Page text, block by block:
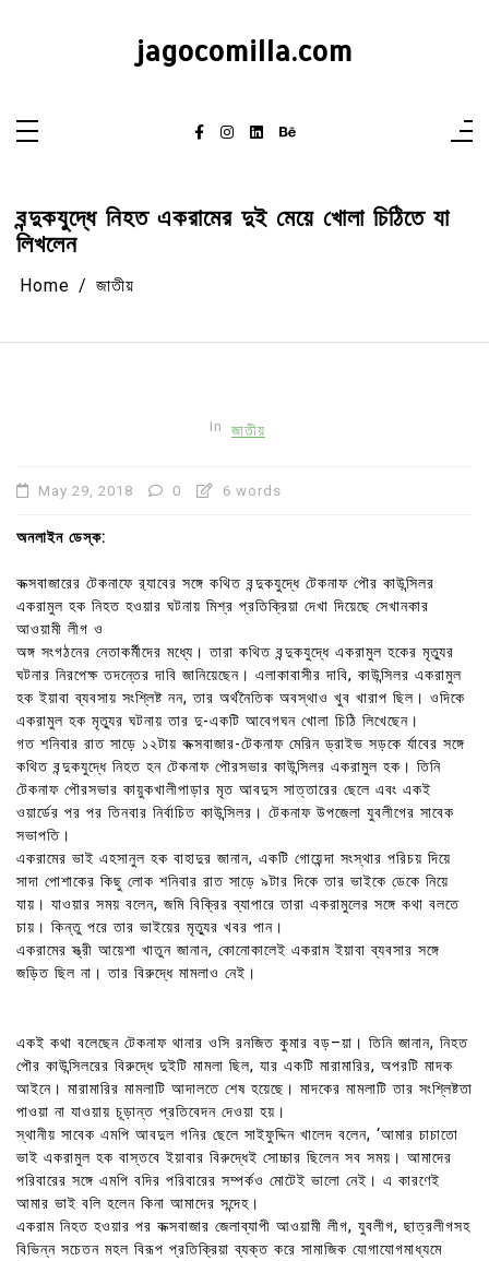
jagocomilla.com
বন্দুকযুদ্ধে নিহত একরামের দুই মেয়ে খোলা চিঠিতে যা
লিখলেন
Home জাতীয়
In জাতীয়
May 29, 2018 0 6 words
অনলাইন ডেস্ক:
কক্সবাজারের টেকনাফে র‌্যাবের সঙ্গে কথিত বন্দুকযুদ্ধে টেকনাফ পৌর কাউন্সিলর
একরামুল হক নিহত হওয়ার ঘটনায় মিশ্র প্রতিক্রিয়া দেখা দিয়েছে সেখানকার
আওয়ামী লীগ ও
অঙ্গ সংগঠনের নেতাকর্মীদের মধ্যে। তারা কথিত বন্দুকযুদ্ধে একরামুল হকের মৃত্যুর
ঘটনার নিরপেক্ষ তদন্তের দাবি জানিয়েছেন। এলাকাবাসীর দাবি, কাউন্সিলর একরামুল
হক ইয়াবা ব্যবসায় সংশ্লিষ্ট নন, তার অর্থনৈতিক অবস্থাও খুব খারাপ ছিল। ওদিকে
একরামুল হক মৃত্যুর ঘটনায় তার দু-একটি আবেগঘন খোলা চিঠি লিখেছেন।
গত শনিবার রাত সাড়ে ১২টায় কক্সবাজার-টেকনাফ মেরিন ড্রাইভ সড়কে র্যাবের সঙ্গে
কথিত বন্দুকযুদ্ধে নিহত হন টেকনাফ পৌরসভার কাউন্সিলর একরামুল হক। তিনি
টেকনাফ পৌরসভার কায়ুকখালীপাড়ার মৃত আবদুস সাত্তারের ছেলে এবং একই
ওয়ার্ডের পর পর তিনবার নির্বাচিত কাউন্সিলর। টেকনাফ উপজেলা যুবলীগের সাবেক
সভাপতি।
একরামের ভাই এহসানুল হক বাহাদুর জানান, একটি গোয়েন্দা সংস্থার পরিচয় দিয়ে
সাদা পোশাকের কিছু লোক শনিবার রাত সাড়ে ৯টার দিকে তার ভাইকে ডেকে নিয়ে
যায়। যাওয়ার সময় বলেন, জমি বিক্রির ব্যাপারে তারা একরামুলের সঙ্গে কথা বলতে
চায়। কিন্তু পরে তার ভাইয়ের মৃত্যুর খবর পান।
একরামের স্ত্রী আয়েশা খাতুন জানান, কোনোকালেই একরাম ইয়াবা ব্যবসার সঙ্গে
জড়িত ছিল না। তার বিরুদ্ধে মামলাও নেই।
একই কথা বলেছেন টেকনাফ থানার ওসি রনজিত কুমার বড়–য়া। তিনি জানান, নিহত
পৌর কাউন্সিলরের বিরুদ্ধে দুইটি মামলা ছিল, যার একটি মারামারির, অপরটি মাদক
আইনে। মারামারির মামলাটি আদালতে শেষ হয়েছে। মাদকের মামলাটি তার সংশ্লিষ্টতা
পাওয়া না যাওয়ায় চূড়ান্ত প্রতিবেদন দেওয়া হয়।
স্থানীয় সাবেক এমপি আবদুল গনির ছেলে সাইফুদ্দিন খালেদ বলেন, ‘আমার চাচাতো
ভাই একরামুল হক বাস্তবে ইয়াবার বিরুদ্ধেই সোচ্চার ছিলেন সব সময়। আমাদের
পরিবারের সঙ্গে এমপি বদির পরিবারের সম্পর্কও মোটেই ভালো নেই। এ কারণেই
আমার ভাই বলি হলেন কিনা আমাদের সন্দেহ।
একরাম নিহত হওয়ার পর কক্সবাজার জেলাব্যাপী আওয়ামী লীগ, যুবলীগ, ছাত্রলীগসহ
বিভিন্ন সচেতন মহল বিরূপ প্রতিক্রিয়া ব্যক্ত করে সামাজিক যোগাযোগমাধ্যমে